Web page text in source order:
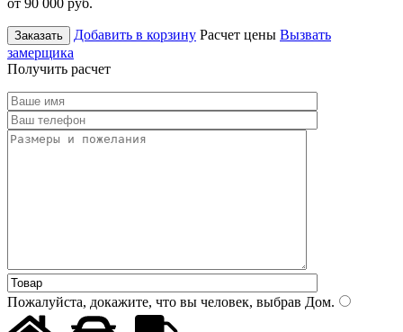
Заказать Добавить в корзину Расчет цены Вызвать
замерщика
Получить расчет
Пожалуйста, докажите, что вы человек, выбрав Дом.